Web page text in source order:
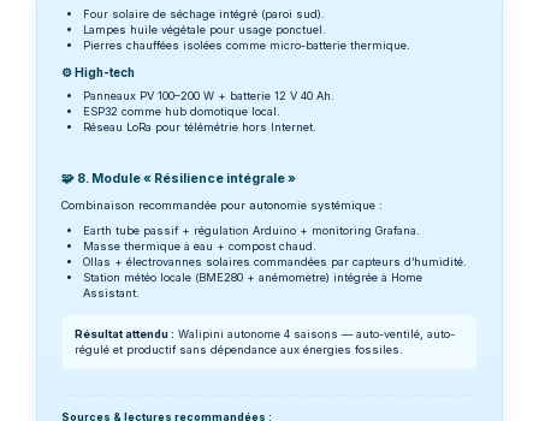
Four solaire de séchage intégré (paroi sud).
Lampes huile végétale pour usage ponctuel.
Pierres chauffées isolées comme micro-batterie thermique.
⚙️ High-tech
Panneaux PV 100–200 W + batterie 12 V 40 Ah.
ESP32 comme hub domotique local.
Réseau LoRa pour télémétrie hors Internet.
🧩 8. Module « Résilience intégrale »
Combinaison recommandée pour autonomie systémique :
Earth tube passif + régulation Arduino + monitoring Grafana.
Masse thermique à eau + compost chaud.
Ollas + électrovannes solaires commandées par capteurs d’humidité.
Station météo locale (BME280 + anémomètre) intégrée à Home
Assistant.
Résultat attendu : Walipini autonome 4 saisons — auto-ventilé, auto-
régulé et productif sans dépendance aux énergies fossiles.
Sources & lectures recommandées :